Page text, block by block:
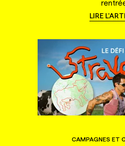
LIRE
CAMPAGNES ET